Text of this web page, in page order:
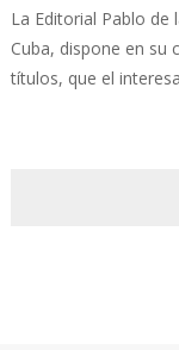
La Editorial Pablo de
Cuba, dispone en su
títulos, que el